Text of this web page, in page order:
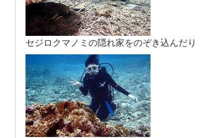
セジロクマノミ の隠れ家をのぞき込んだり